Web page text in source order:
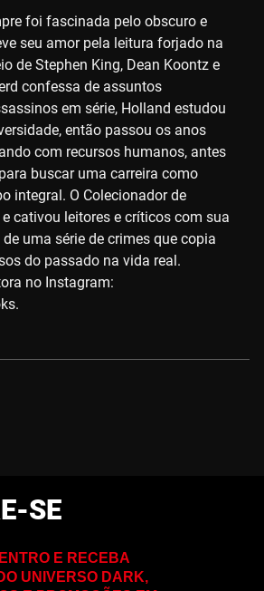
foi fascinada pelo obscuro e
seu amor pela leitura forjado na
de Stephen King, Dean Koontz e
confessa de assuntos
em série, Holland estudou
então passou os anos
com recursos humanos, antes
buscar uma carreira como
integral. O Colecionador de
cativou leitores e críticos com sua
uma série de crimes que copia
do passado na vida real.
no Instagram:
SE
E RECEBA
UNIVERSO DARK,